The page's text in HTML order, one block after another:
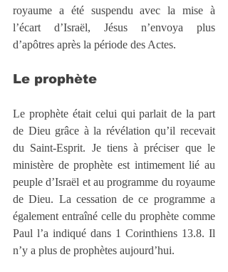
royaume a été suspendu avec la mise à
l’écart d’Israël, Jésus n’envoya plus
d’apôtres après la période des Actes.
Le prophète
Le prophète était celui qui parlait de la part
de Dieu grâce à la révélation qu’il recevait
du Saint-Esprit. Je tiens à préciser que le
ministère de prophète est intimement lié au
peuple d’Israël et au programme du royaume
de Dieu. La cessation de ce programme a
également entraîné celle du prophète comme
Paul l’a indiqué dans 1 Corinthiens 13.8. Il
n’y a plus de prophètes aujourd’hui.